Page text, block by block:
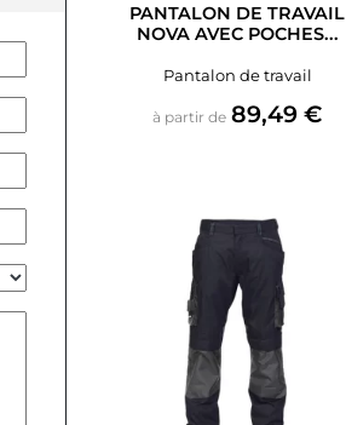
PANTALON DE TRAVAIL
NOVA AVEC POCHES...
Pantalon de travail
à partir de Prix
89,49 €